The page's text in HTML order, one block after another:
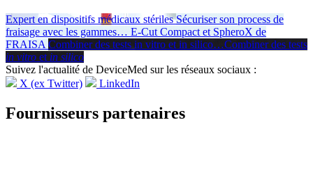
Expert en dispositifs médicaux stériles Sécuriser son process de
fraisage avec les gammes… E-Cut Compact et SpheroX de
FRAISA Combiner des tests in vitro et in silico…Combiner des tests
in vitro et in silico
Suivez l'actualité de DeviceMed sur les réseaux sociaux :
X (ex Twitter)
LinkedIn
Fournisseurs partenaires